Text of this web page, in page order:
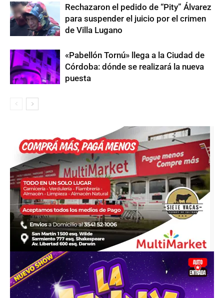
Rechazaron el pedido de “Pity” Álvarez
para suspender el juicio por el crimen
de Villa Lugano
«Pabellón Tornú» llega a la Ciudad de
Córdoba: dónde se realizará la nueva
puesta